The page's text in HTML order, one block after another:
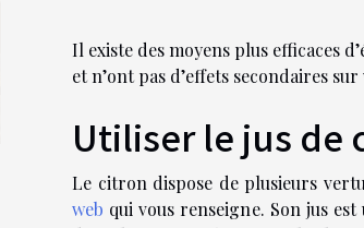
Il existe des moyens plus efficaces
et n’ont pas d’effets secondaires
Utiliser le jus de
Le citron dispose de plusieurs
web qui vous renseigne. Son jus